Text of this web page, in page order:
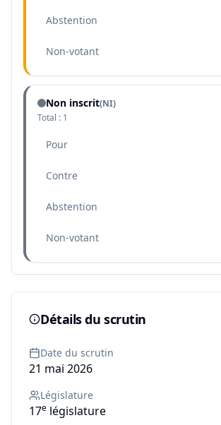
Abstention
Non-votant
Non inscrit(NI)
Total : 1
Pour
Contre
Abstention
Non-votant
Détails du scrutin
Date du scrutin
21 mai 2026
Législature
17e législature